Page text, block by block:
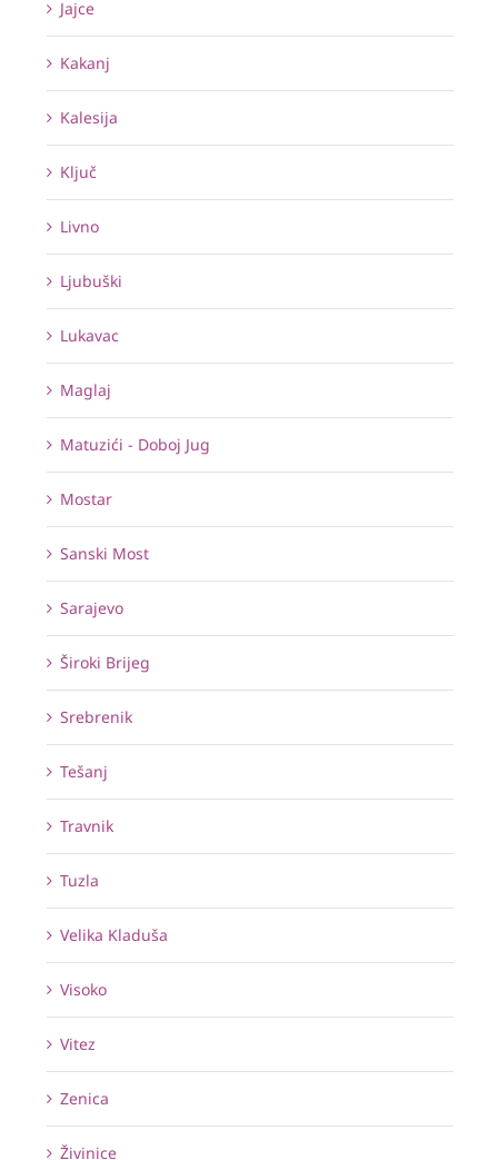
Jajce
Kakanj
Kalesija
Ključ
Livno
Ljubuški
Lukavac
Maglaj
Matuzići - Doboj Jug
Mostar
Sanski Most
Sarajevo
Široki Brijeg
Srebrenik
Tešanj
Travnik
Tuzla
Velika Kladuša
Visoko
Vitez
Zenica
Živinice